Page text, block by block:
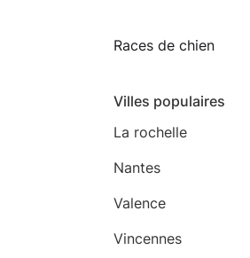
Races de chien
Villes populaires
La rochelle
Nantes
Valence
Vincennes